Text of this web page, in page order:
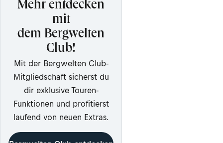
Mehr entdecken
mit
dem Bergwelten
Club!
Mit der Bergwelten Club-
Mitgliedschaft sicherst du
dir exklusive Touren-
Funktionen und profitierst
laufend von neuen Extras.